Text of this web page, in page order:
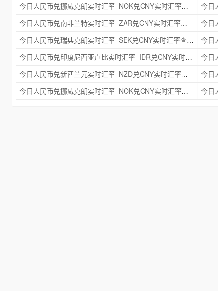
今日人民币兑挪威克朗实时汇率_NOK兑CNY实时汇率查询 2025年09月21日
今日人民币兑南非兰特实时汇率_ZAR兑CNY实时汇率查询 2025年09月21日
今日人民币兑瑞典克朗实时汇率_SEK兑CNY实时汇率查询 2025年09月21日
今日人民币兑印度尼西亚卢比实时汇率_IDR兑CNY实时汇率查询 2025年09月21日
今日人民币兑新西兰元实时汇率_NZD兑CNY实时汇率查询 2025年09月21日
今日人民币兑挪威克朗实时汇率_NOK兑CNY实时汇率查询 2025年09月21日